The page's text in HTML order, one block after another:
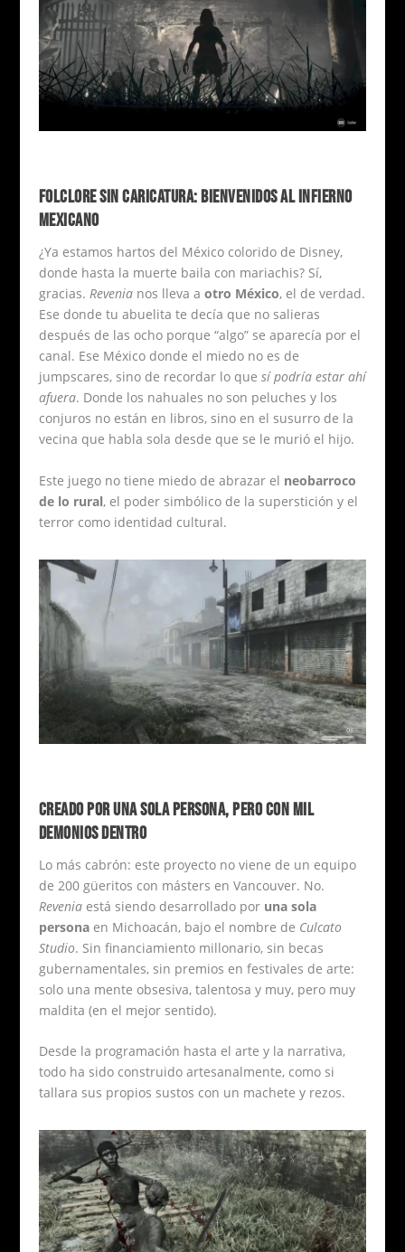
FOLCLORE SIN CARICATURA: BIENVENIDOS AL INFIERNO
MEXICANO
¿Ya estamos hartos del México colorido de Disney,
donde hasta la muerte baila con mariachis? Sí,
gracias. Revenianos lleva a otro México, el de verdad.
Ese donde tu abuelita te decía que no salieras
después de las ocho porque “algo” se aparecía por el
canal. Ese México donde el miedo no es de
jumpscares, sino de recordar lo que sí podría estar ahí
afuera. Donde los nahuales no son peluches y los
conjuros no están en libros, sino en el susurro de la
vecina que habla sola desde que se le murió el hijo.
Este juego no tiene miedo de abrazar el neobarroco
de lo rural, el poder simbólico de la superstición y el
terror como identidad cultural.
CREADO POR UNA SOLA PERSONA, PERO CON MIL
DEMONIOS DENTRO
Lo más cabrón: este proyecto no viene de un equipo
de 200 güeritos con másters en Vancouver. No.
Reveniaestá siendo desarrollado por una sola
personaen Michoacán, bajo el nombre de Culcato
Studio. Sin financiamiento millonario, sin becas
gubernamentales, sin premios en festivales de arte:
solo una mente obsesiva, talentosa y muy, pero muy
maldita (en el mejor sentido).
Desde la programación hasta el arte y la narrativa,
todo ha sido construido artesanalmente, como si
tallara sus propios sustos con un machete y rezos.